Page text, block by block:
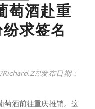
萄酒赴重
求签名
?Richard.Z??发布日期：
萄酒前往重庆推销。这